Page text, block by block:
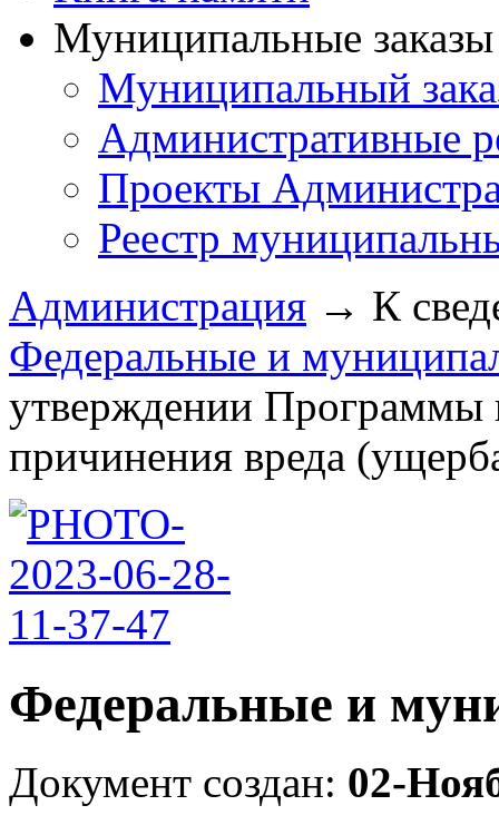
Муниципальные
Муниципальный
Административные
Проекты
Реестр
Администрация → К
Федеральные и
утверждении Программы
причинения вреда
Федеральные и
Документ создан: 02-